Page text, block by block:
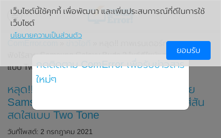
» หลุด!! ภาพเรนเดอร์ทางการของหู
ฟังไร้สาย Samsung Galaxy Buds 2 โชว์ดีไซน์และสีสันสดใส
แบบ Two Tone
หลุด!! ภาพเรนเดอร์ทางการของหูฟังไร้สาย
Samsung Galaxy Buds 2 โชว์ดีไซน์และสีสัน
สดใสแบบ Two Tone
วันที่โพสต์: 2 กรกฎาคม 2021
เว็บไซต์นี้ใช้คุกกี้ เพื่อพัฒนา และเพิ่มประสบการณ์ที่ดีในการใช้
เว็บไซต์
นโยบายความเป็นส่วนตัว
ยอมรับ
กดติดตาม ComError เพื่อรับข่าวสาร
ใหม่ๆ